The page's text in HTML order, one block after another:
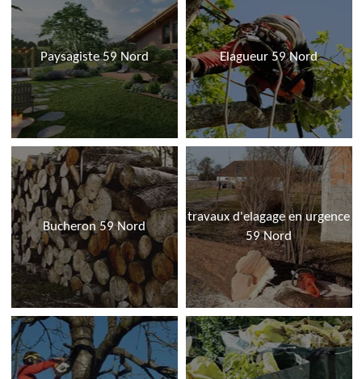
Paysagiste 59 Nord Elagueur 59 Nord
Bucheron 59 Nord
travaux d'elagage en urgence
59 Nord